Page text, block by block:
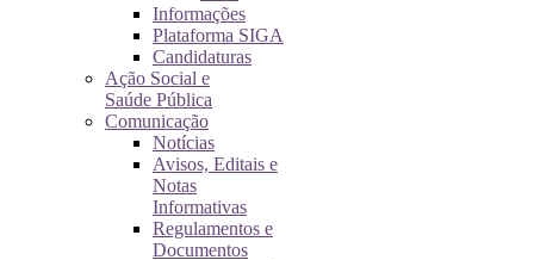
Informações
Plataforma SIGA
Candidaturas
Ação Social e
Saúde Pública
Comunicação
Notícias
Avisos, Editais e
Notas
Informativas
Regulamentos e
Documentos